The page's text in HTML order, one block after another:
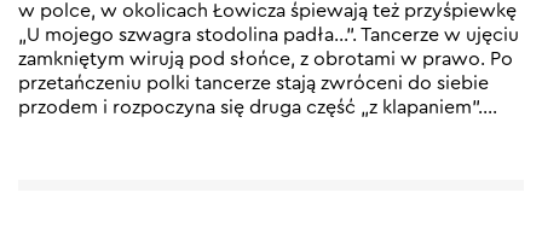
w polce, w okolicach Łowicza śpiewają też przyśpiewkę
„U mojego szwagra stodolina padła…”. Tancerze w ujęciu
zamkniętym wirują pod słońce, z obrotami w prawo. Po
przetańczeniu polki tancerze stają zwróceni do siebie
przodem i rozpoczyna się druga część „z klapaniem”.…